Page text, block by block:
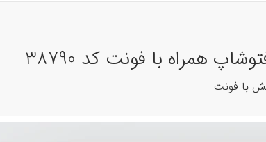
همراه با فونت کد 38790
با فونت